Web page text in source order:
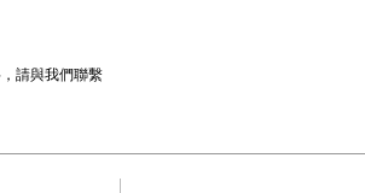
請與我們聯繫